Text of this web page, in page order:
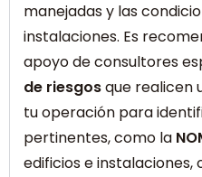
manejadas y las
instalaciones. Es
apoyo de consultores
de riesgosque realicen
tu operación para
pertinentes, como la
edificios e instalaciones,